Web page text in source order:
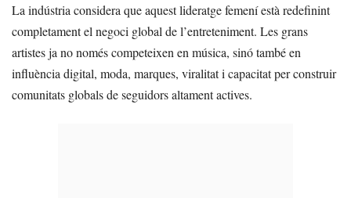
La indústria considera que aquest lideratge femení està redefinint
completament el negoci global de l’entreteniment. Les grans
artistes ja no només competeixen en música, sinó també en
influència digital, moda, marques, viralitat i capacitat per construir
comunitats globals de seguidors altament actives.